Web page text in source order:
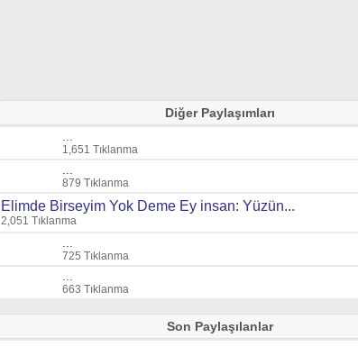
Diğer Paylaşımları
...
1,651 Tıklanma
...
879 Tıklanma
Elimde Birseyim Yok Deme Ey insan: Yüzün...
2,051 Tıklanma
...
725 Tıklanma
...
663 Tıklanma
Son Paylaşılanlar